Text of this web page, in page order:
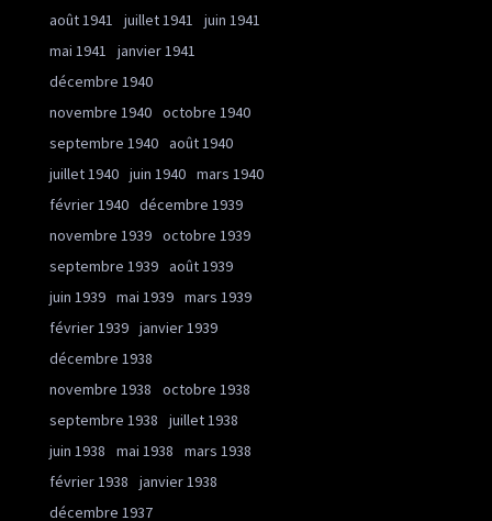
août 1941
juillet 1941
juin 1941
mai 1941
janvier 1941
décembre 1940
novembre 1940 octobre 1940
septembre 1940 août 1940
juillet 1940 juin 1940 mars 1940
février 1940 décembre 1939
novembre 1939 octobre 1939
septembre 1939 août 1939
juin 1939 mai 1939 mars 1939
février 1939 janvier 1939
décembre 1938
novembre 1938
octobre 1938
septembre 1938
juillet 1938
juin 1938
mai 1938
mars 1938
février 1938
janvier 1938
décembre 1937